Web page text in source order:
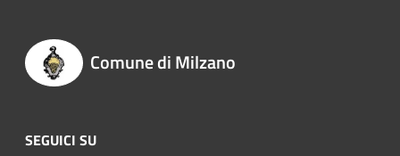
Comune di Milzano
SEGUICI SU